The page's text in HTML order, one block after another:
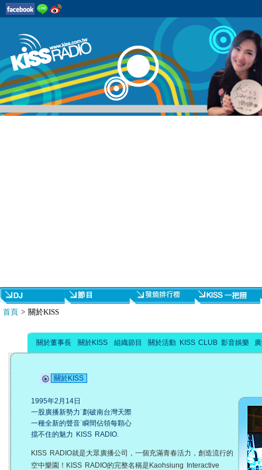
首頁 > 關於KISS
關於董事長 關於KISS 組織節目 關於活動 KISS CLUB 影音娛樂
關於KISS
1995年2月14日
一股廣播新勢力˙劃破南台灣天際
一種全新的聲音˙瞬間佔領每顆心
擋不住的魅力 KISS RADIO.
KISS RADIO就是大眾廣播公司，一個充滿青春活力，創造流行的
空中樂園！KISS RADIO的完整名稱是Kaohsiung Interactive